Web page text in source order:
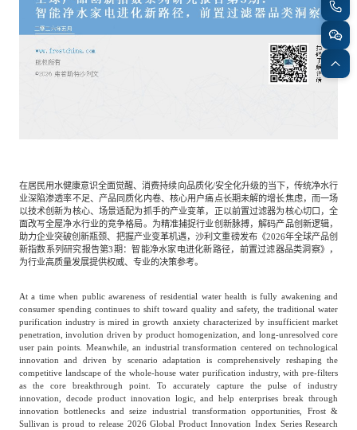
美容时尚 大数据与人工智能
物流与供应链 建筑科技与装饰装潢
企业级服务 跨境电商贸易
基础设施建设 环保节能科技
教育与培训 航运及港口
母婴 农林牧渔
园林绿化 商业航空
战略合作伙伴
专家委员会
在居民用水健康意识全面觉醒、消费持续向品质化/安全化升级的当下，传统净水行
业深陷渗透率不足、产品同质化内卷、核心用户痛点长期未解的增长焦虑，而一场
以技术创新为核心、场景适配为抓手的产业变革，正以前置过滤器为核心切口，全
面改写全屋净水行业的竞争格局。为精准捕捉行业创新脉搏，解码产品创新逻辑，
助力企业突破创新瓶颈、把握产业变革机遇，沙利文重磅发布《2026年全球产品创
新指数系列研究报告第3期：智能净水家电进化新路径，前置过滤器品类洞察》，
为行业高质量发展提供权威、专业的决策参考。
At a time when public awareness of residential water health is fully awakening and
consumer spending continues to shift toward quality and safety, the traditional water
purification industry is mired in growth anxiety characterized by insufficient market
penetration, involution driven by product homogenization, and long-unresolved core
user pain points. Meanwhile, an industrial transformation centered on technological
innovation and driven by scenario adaptation is comprehensively reshaping the
competitive landscape of the whole-house water purification industry, with pre-filters
as the core breakthrough point. To accurately capture the pulse of industry
innovation, decode product innovation logic, and help enterprises break through
innovation bottlenecks and seize industrial transformation opportunities, Frost &
Sullivan is proud to release 2026 Global Product Innovation Index Series Research